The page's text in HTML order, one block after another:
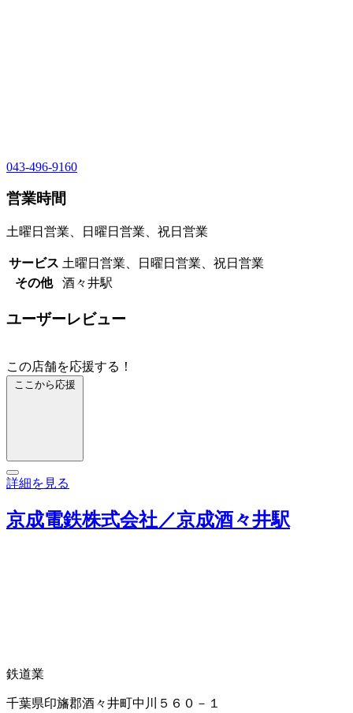
043-496-9160
営業時間
土曜日営業、日曜日営業、祝日営業
サービス 土曜日営業、日曜日営業、祝日営業
その他
酒々井駅
ユーザーレビュー
この店舗を応援する！
ここから応援
詳細を見る
京成電鉄株式会社／京成酒々井駅
鉄道業
千葉県印旛郡酒々井町中川５６０－１